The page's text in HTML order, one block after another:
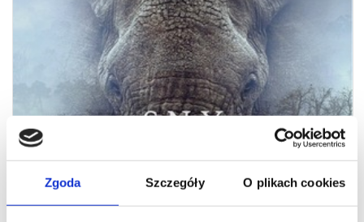
Zgoda Szczegóły O plikach cookies